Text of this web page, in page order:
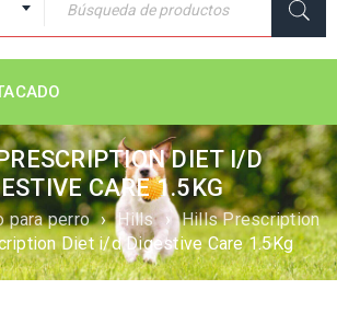
DIET I/D
CARE 1.5KG
para perro › Hills › Hills Prescription
Diet i/d Digestive Care 1.5Kg